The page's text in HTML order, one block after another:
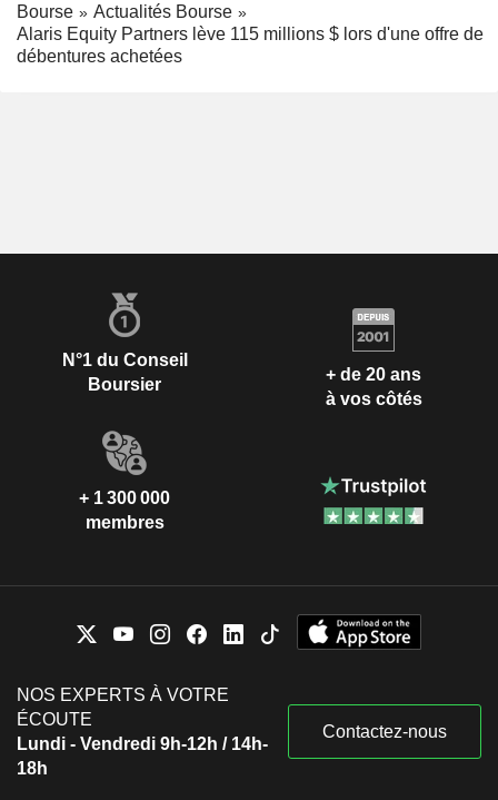
Bourse
Actualités Bourse
Alaris Equity Partners lève 115 millions $ lors d'une offre de
débentures achetées
N°1 du Conseil
Boursier
+ de 20 ans
à vos côtés
+ 1 300 000
membres
NOS EXPERTS À VOTRE
ÉCOUTE
Lundi - Vendredi 9h-12h / 14h-
18h
Contactez-nous